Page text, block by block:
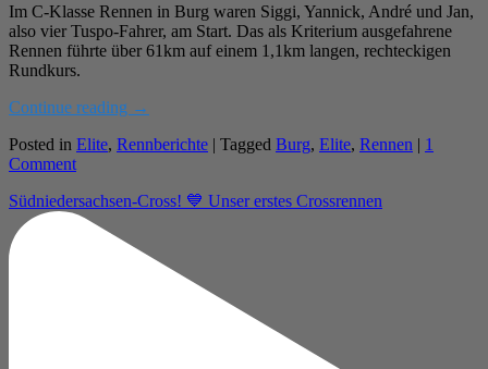
Im C-Klasse Rennen in Burg waren Siggi, Yannick, André und Jan,
also vier Tuspo-Fahrer, am Start. Das als Kriterium ausgefahrene
Rennen führte über 61km auf einem 1,1km langen, rechteckigen
Rundkurs.
Continue reading →
Posted in Elite, Rennberichte | Tagged Burg, Elite, Rennen | 1
Comment
Südniedersachsen-Cross! 💙 Unser erstes Crossrennen